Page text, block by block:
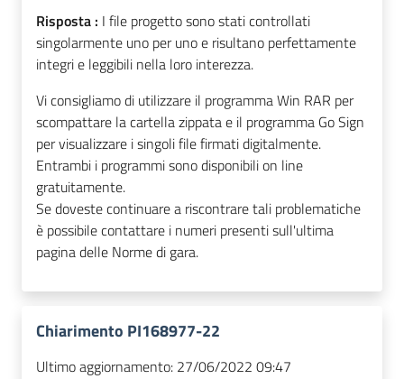
Risposta : I file progetto sono stati controllati
singolarmente uno per uno e risultano perfettamente
integri e leggibili nella loro interezza.
Vi consigliamo di utilizzare il programma Win RAR per
scompattare la cartella zippata e il programma Go Sign
per visualizzare i singoli file firmati digitalmente.
Entrambi i programmi sono disponibili on line
gratuitamente.
Se doveste continuare a riscontrare tali problematiche
è possibile contattare i numeri presenti sull'ultima
pagina delle Norme di gara.
Chiarimento PI168977-22
Ultimo aggiornamento: 27/06/2022 09:47